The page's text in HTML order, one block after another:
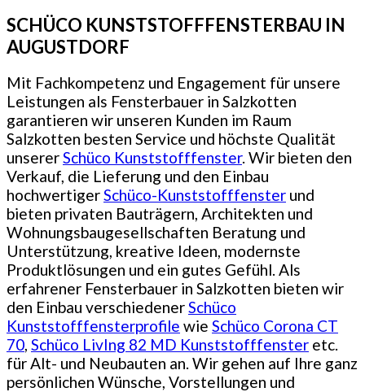
SCHÜCO KUNSTSTOFFFENSTERBAU IN
AUGUSTDORF
Mit Fachkompetenz und Engagement für unsere
Leistungen als Fensterbauer in Salzkotten
garantieren wir unseren Kunden im Raum
Salzkotten besten Service und höchste Qualität
unsererSchüco Kunststofffenster. Wir bieten den
Verkauf, die Lieferung und den Einbau
hochwertigerSchüco-Kunststofffenster und
bieten privaten Bauträgern, Architekten und
Wohnungsbaugesellschaften Beratung und
Unterstützung, kreative Ideen, modernste
Produktlösungen und ein gutes Gefühl. Als
erfahrener Fensterbauer in Salzkotten bieten wir
den Einbau verschiedenerSchüco
Kunststofffensterprofile wie Schüco Corona CT
70, Schüco LivIng 82 MD Kunststofffenster etc.
für Alt- und Neubauten an. Wir gehen auf Ihre ganz
persönlichen Wünsche, Vorstellungen und